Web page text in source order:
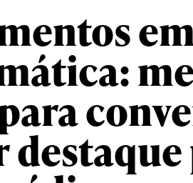
destaque